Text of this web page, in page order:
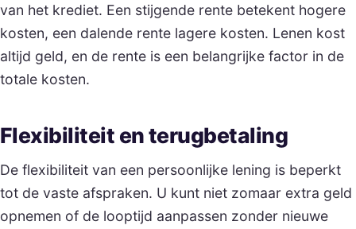
van het krediet. Een stijgende rente betekent hogere
kosten, een dalende rente lagere kosten. Lenen kost
altijd geld, en de rente is een belangrijke factor in de
totale kosten.
Flexibiliteit en terugbetaling
De flexibiliteit van een persoonlijke lening is beperkt
tot de vaste afspraken. U kunt niet zomaar extra geld
opnemen of de looptijd aanpassen zonder nieuwe